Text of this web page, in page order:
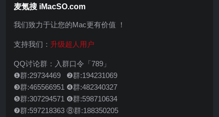
麦氪搜 iMacSO.com
我们致力于让您的Mac更有价值 ！
支持我们： 升级超人用户
QQ讨论群：入群口令「789」
❶群:29734469 ❷群:194231069
❸群:465566951 ❹群:482340327
❺群:307294571 ❻群:598710634
❼群:597218363 ⑧群:188350205